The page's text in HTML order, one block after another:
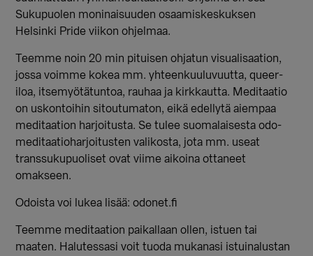
Sukupuolen moninaisuuden osaamiskeskuksen
Helsinki Pride viikon ohjelmaa.
Teemme noin 20 min pituisen ohjatun visualisaation,
jossa voimme kokea mm. yhteenkuuluvuutta, queer-
iloa, itsemyötätuntoa, rauhaa ja kirkkautta. Meditaatio
on uskontoihin sitoutumaton, eikä edellytä aiempaa
meditaation harjoitusta. Se tulee suomalaisesta odo-
meditaatioharjoitusten valikosta, jota mm. useat
transsukupuoliset ovat viime aikoina ottaneet
omakseen.
Odoista voi lukea lisää: odonet.fi
Teemme meditaation paikallaan ollen, istuen tai
maaten. Halutessasi voit tuoda mukanasi istuinalustan